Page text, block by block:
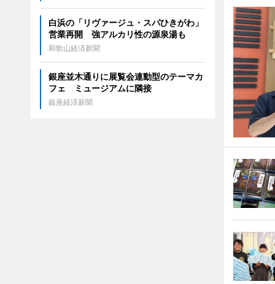
白浜の「リヴァージュ・スパひきがわ」
営業再開 強アルカリ性の源泉湯も
和歌山経済新聞
銀座並木通りに展覧会連動型のテーマカ
フェ ミュージアムに隣接
銀座経済新聞